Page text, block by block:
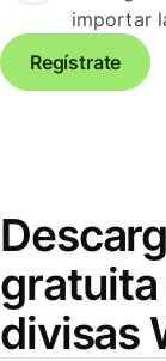
importar
Regístrate
divisas